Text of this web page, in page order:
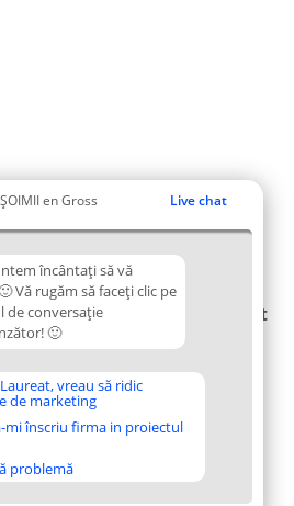
ȘOIMII en Gross Live chat
încântați să vă
Vă rugăm să faceți clic pe
de conversație
🙂
vreau să ridic
de marketing
mi înscriu firma in proiectul
problemă
Plebiscyt
Tuturor
Laureaților
Reguli
confidențialitate
Contact